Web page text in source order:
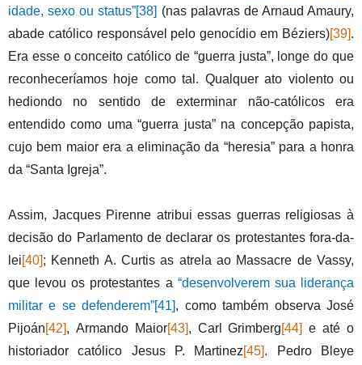
idade, sexo ou status”[38] (nas palavras de Arnaud Amaury,
abade católico responsável pelo genocídio em Béziers)[39].
Era esse o conceito católico de “guerra justa”, longe do que
reconheceríamos hoje como tal. Qualquer ato violento ou
hediondo no sentido de exterminar não-católicos era
entendido como uma “guerra justa” na concepção papista,
cujo bem maior era a eliminação da “heresia” para a honra
da “Santa Igreja”.
Assim, Jacques Pirenne atribui essas guerras religiosas à
decisão do Parlamento de declarar os protestantes fora-da-
lei[40]; Kenneth A. Curtis as atrela ao Massacre de Vassy,
que levou os protestantes a “desenvolverem sua liderança
militar e se defenderem”[41], como também observa José
Pijoán[42], Armando Maior[43], Carl Grimberg[44] e até o
historiador católico Jesus P. Martinez[45]. Pedro Bleye